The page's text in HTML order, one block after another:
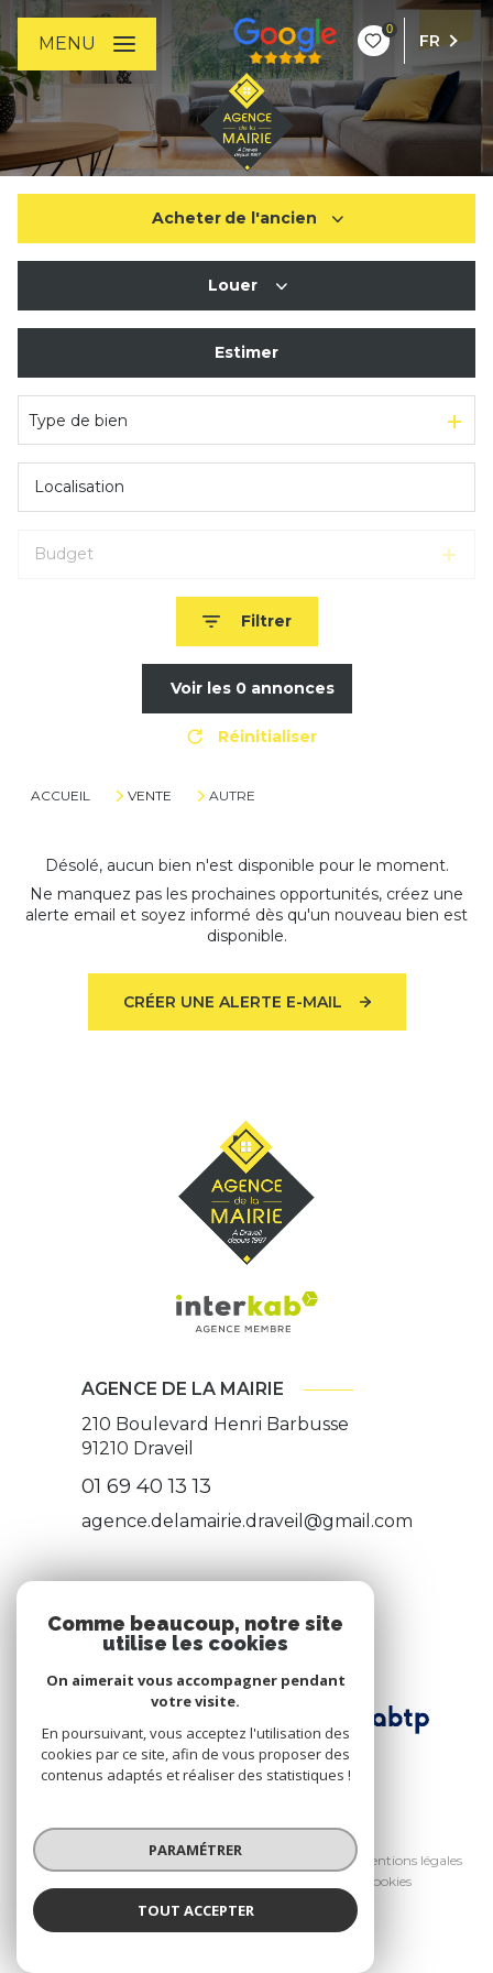
0
FR
MENU
Acheter de l'ancien
Louer
Estimer
Type de bien
Budget
Filtrer
Voir les 0annonces
Réinitialiser
ACCUEIL VENTE AUTRE
Désolé, aucun bien n'est disponible pour le moment.
Ne manquez pas les prochaines opportunités, créez une
alerte email et soyez informé dès qu'un nouveau bien est
disponible.
CRÉER UNE ALERTE E-MAIL
AGENCE DE LA MAIRIE
210 Boulevard Henri Barbusse
91210 Draveil
01 69 40 13 13
agence.delamairie.draveil@gmail.com
Nous adhérons
© 2026 | Tous droits réservés
Nos honoraires
Nos partenaires
Mentions légales
Cookies
Comme beaucoup, notre site
utilise les cookies
On aimerait vous accompagner pendant
votre visite.
En poursuivant, vous acceptez l'utilisation des
cookies par ce site, afin de vous proposer des
contenus adaptés et réaliser des statistiques !
PARAMÉTRER
TOUT ACCEPTER